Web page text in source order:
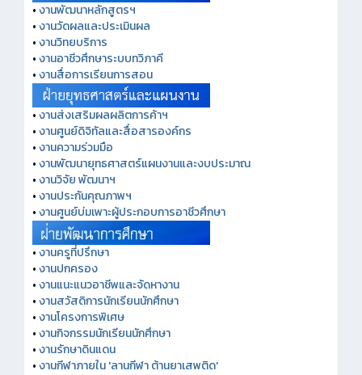
•งานพัฒนาหลักสูตรฯ
•งานวัดผลและประเมินผล
•งานวิทยบริการ
•งานอาชีวศึกษาระบบทวิภาคี
•งานสื่อการเรียนการสอน
•งานส่งเสริมผลผลิตการค้าฯ
•งานศูนย์ดิจิทัลและสื่อสารองค์กร
•งานความร่วมมือ
•งานพัฒนายุทธศาสตร์แผนงานและงบประมาณ
•งานวิจัย พัฒนาฯ
•งานประกันคุณภาพฯ
•งานศูนย์บ่มเพาะผู้ประกอบการอาชีวศึกษา
•งานครูที่ปรึกษา
•งานปกครอง
•งานแนะแนวอาชีพและจัดหางาน
•งานสวัสดิการนักเรียนนักศึกษา
•งานโครงการพิเศษ
•งานกิจกรรมนักเรียนนักศึกษา
•งานรักษาดินแดน
•งานกีฬาภายใน 'ลานกีฬา ต้านยาเสพติด'